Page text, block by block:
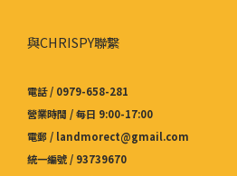
與CHRISPY聯繫
電話 / 0979-658-281
營業時間 / 每日 9:00-17:00
電郵 / landmorect@gmail.com
統一編號 / 93739670